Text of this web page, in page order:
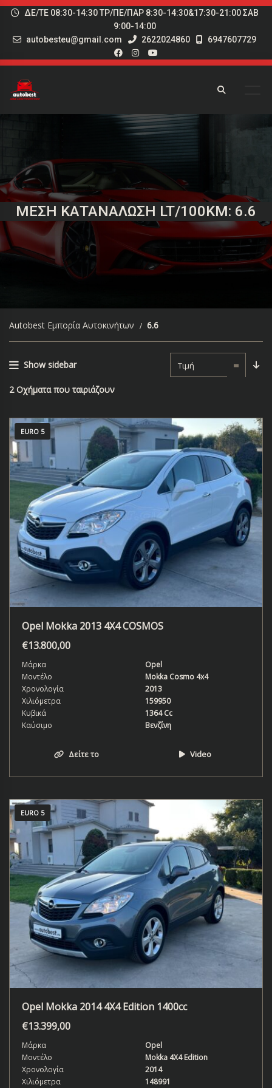
ΔΕ/ΤΕ 08:30-14:30 ΤΡ/ΠΕ/ΠΑΡ 8:30-14:30&17:30-21:00 ΣΑΒ
9:00-14:00
autobesteu@gmail.com
2622024860 6947607729
ΜΈΣΗ ΚΑΤΑΝΆΛΩΣΗ LT/100KM: 6.6
Autobest Εμπορία Αυτοκινήτων 6.6
Show sidebar Τιμή
2 Οχήματα που ταιριάζουν
EURO 5
Opel Mokka 2013 4X4 COSMOS
€13.800,00
Μάρκα
Opel
Μοντέλο
Mokka Cosmo 4x4
Χρονολογία
2013
Χιλιόμετρα
159950
Κυβικά
1364 Cc
Καύσιμο
Βενζίνη
Δείτε το Video
EURO 5
Opel Mokka 2014 4X4 Edition 1400cc
€13.399,00
Μάρκα
Opel
Μοντέλο
Mokka 4X4 Edition
Χρονολογία
2014
Χιλιόμετρα
148991